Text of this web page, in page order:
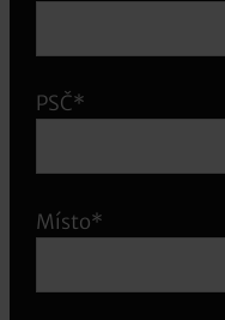
PSČ*
Místo*